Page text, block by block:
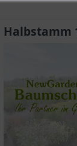
Halbstamm